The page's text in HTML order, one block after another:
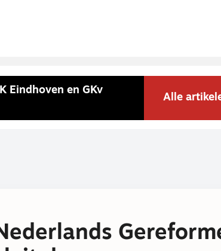
Eindhoven en GKv
Alle